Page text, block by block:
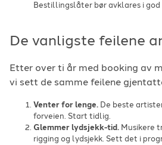
Bestillingslåter bør avklares i god
De vanligste feilene
Etter over ti år med booking av
vi sett de samme feilene
Venter for lenge. De beste
forveien. Start tidlig.
Glemmer lydsjekk-tid. Musikere
rigging og lydsjekk. Sett det i